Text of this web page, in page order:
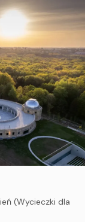
(Wycieczki dla